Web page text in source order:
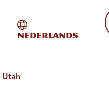
op de site
Internationale
Nederlands